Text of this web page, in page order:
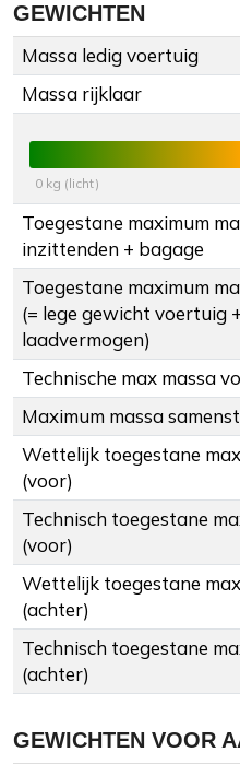
GEWICHTEN
Massa ledig voertuig
Massa rijklaar
0 kg (licht)
Toegestane maximum
inzittenden + bagage
Toegestane maximum
(= lege gewicht voertuig +
laadvermogen)
Technische max massa
Maximum massa
Wettelijk toegestane
(voor)
Technisch toegestane
(voor)
Wettelijk toegestane
(achter)
Technisch toegestane
(achter)
GEWICHTEN VOOR